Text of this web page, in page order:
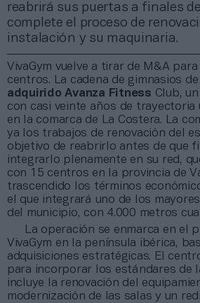
reabrirá sus puertas a finales
complete el proceso de
instalación y su maquinaria.
VivaGym vuelve a tirar de M&A
centros. La cadena de gimnasios
adquirido Avanza Fitness Club,
con casi veinte años de trayectoria
en la comarca de La Costera. La
ya los trabajos de renovación del
objetivo de reabrirlo antes de que
integrarlo plenamente en su red,
con 15 centros en la provincia de
trascendido los términos
el que integrará uno de los
del municipio, con 4.000 metros
La operación se enmarca en el
VivaGym en la península ibérica,
adquisiciones estratégicas. El
para incorporar los estándares de
incluye la renovación del
modernización de las salas y un